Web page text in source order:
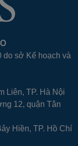
do sở Kế hoạch và
Liên, TP. Hà Nội
12, quận Tân
Hiền, TP. Hồ Chí